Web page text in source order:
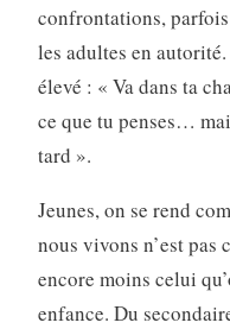
confrontations,
les adultes en
élevé : « Va dans ta
ce que tu penses…
tard ».
Jeunes, on se rend
nous vivons n’est pas
encore moins celui
enfance. Du